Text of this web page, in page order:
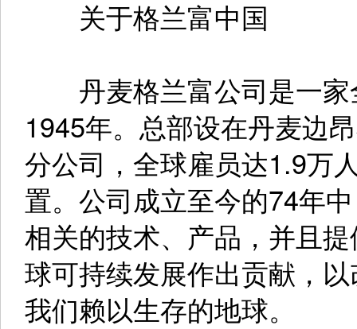
关于格兰富中国
丹麦格兰富公司是一家
1945年。总部设在丹麦边
分公司，全球雇员达1.9万
置。公司成立至今的74年
相关的技术、产品，并且
球可持续发展作出贡献，
我们赖以生存的地球。